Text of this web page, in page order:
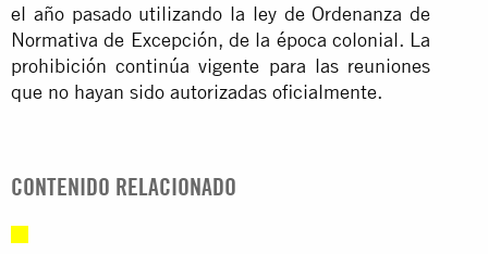
el año pasado utilizando la ley de Ordenanza de
Normativa de Excepción, de la época colonial. La
prohibición continúa vigente para las reuniones
que no hayan sido autorizadas oficialmente.
CONTENIDO RELACIONADO